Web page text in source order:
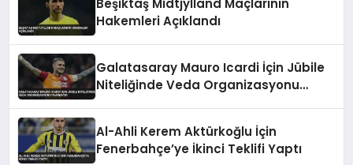
Beşiktaş Midtjylland Maçlarının
Hakemleri Açıklandı
Galatasaray Mauro Icardi İçin Jübile
Niteliğinde Veda Organizasyonu
Al-Ahli Kerem Aktürkoğlu İçin
Fenerbahçe’ye İkinci Teklifi Yaptı